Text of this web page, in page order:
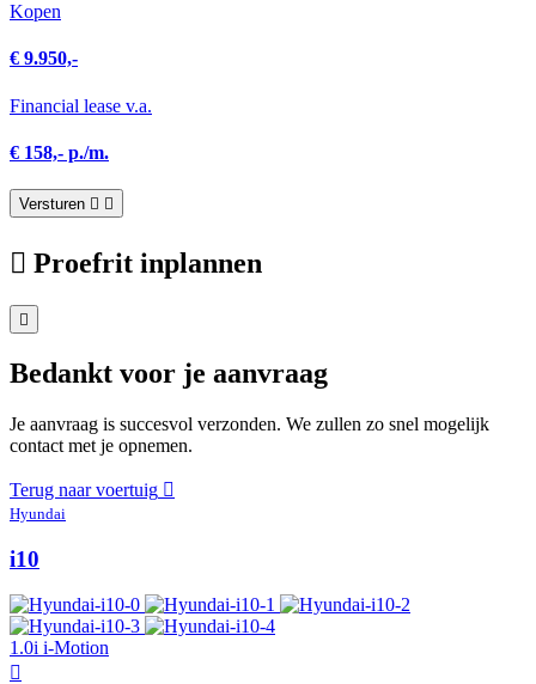
Kopen
€ 9.950,-
Financial lease v.a.
€ 158,- p./m.
Versturen
Proefrit inplannen
Bedankt voor je aanvraag
Je aanvraag is succesvol verzonden. We zullen zo snel mogelijk
contact met je opnemen.
Terug naar voertuig
Hyundai
i10
1.0i i-Motion